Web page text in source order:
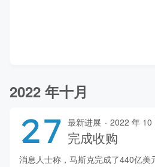
2022 年十月
27 最新进展 · 2022 年 10
完成收购
消息人士称，马斯克完成了440亿美